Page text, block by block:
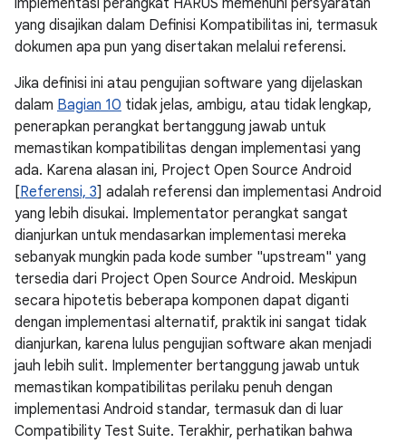
implementasi perangkat HARUS memenuhi persyaratan
yang disajikan dalam Definisi Kompatibilitas ini, termasuk
dokumen apa pun yang disertakan melalui referensi.
Jika definisi ini atau pengujian software yang dijelaskan
dalam Bagian 10 tidak jelas, ambigu, atau tidak lengkap,
penerapkan perangkat bertanggung jawab untuk
memastikan kompatibilitas dengan implementasi yang
ada. Karena alasan ini, Project Open Source Android
[Referensi, 3] adalah referensi dan implementasi Android
yang lebih disukai. Implementator perangkat sangat
dianjurkan untuk mendasarkan implementasi mereka
sebanyak mungkin pada kode sumber "upstream" yang
tersedia dari Project Open Source Android. Meskipun
secara hipotetis beberapa komponen dapat diganti
dengan implementasi alternatif, praktik ini sangat tidak
dianjurkan, karena lulus pengujian software akan menjadi
jauh lebih sulit. Implementer bertanggung jawab untuk
memastikan kompatibilitas perilaku penuh dengan
implementasi Android standar, termasuk dan di luar
Compatibility Test Suite. Terakhir, perhatikan bahwa